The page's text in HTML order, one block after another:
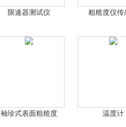
限速器测试仪 粗糙度仪传
袖珍式表面粗糙度 温度计